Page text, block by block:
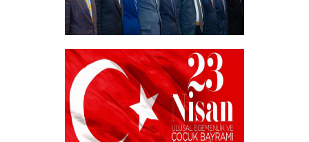
Akademik Bilim, Sanat ve Spor Ödülleri”
Sahiplerini Buldu.
+